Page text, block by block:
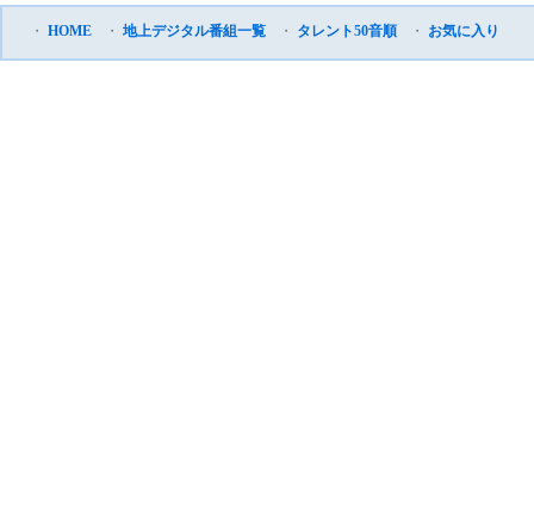
・ HOME ・ 地上デジタル番組一覧 ・ タレント50音順 ・ お気に入り